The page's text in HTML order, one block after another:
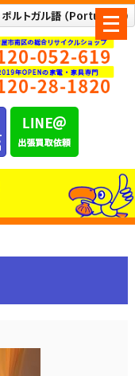
メ
ニ
ュ
ー